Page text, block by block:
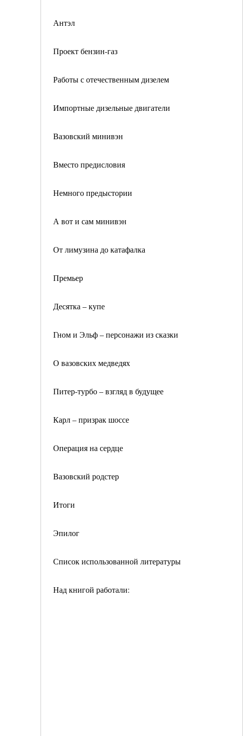
Антэл
Проект бензин-газ
Работы с отечественным дизелем
Импортные дизельные двигатели
Вазовский минивэн
Вместо предисловия
Немного предыстории
А вот и сам минивэн
От лимузина до катафалка
Премьер
Десятка – купе
Гном и Эльф – персонажи из сказки
О вазовских медведях
Питер-турбо – взгляд в будущее
Карл – призрак шоссе
Операция на сердце
Вазовский родстер
Итоги
Эпилог
Список использованной литературы
Над книгой работали: